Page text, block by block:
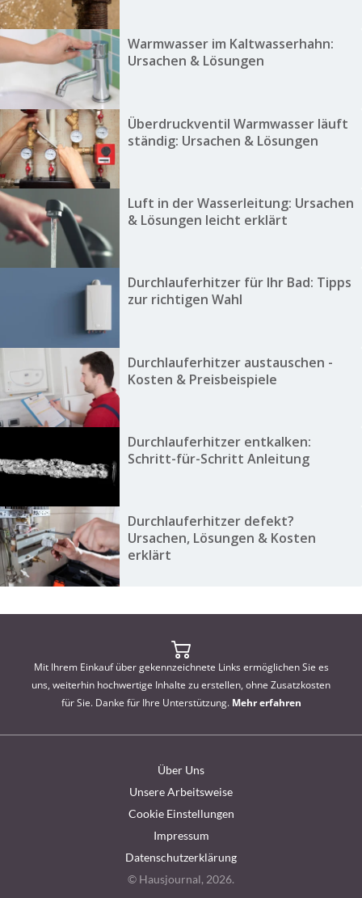
Warmwasser im Kaltwasserhahn:
Ursachen & Lösungen
Überdruckventil Warmwasser läuft
ständig: Ursachen & Lösungen
Luft in der Wasserleitung: Ursachen
& Lösungen leicht erklärt
Durchlauferhitzer für Ihr Bad: Tipps
zur richtigen Wahl
Durchlauferhitzer austauschen -
Kosten & Preisbeispiele
Durchlauferhitzer entkalken:
Schritt-für-Schritt Anleitung
Durchlauferhitzer defekt?
Ursachen, Lösungen & Kosten
erklärt
Mit Ihrem Einkauf über gekennzeichnete Links ermöglichen Sie es
uns, weiterhin hochwertige Inhalte zu erstellen, ohne Zusatzkosten
für Sie. Danke für Ihre Unterstützung. Mehr erfahren
Über Uns
Unsere Arbeitsweise
Cookie Einstellungen
Impressum
Datenschutzerklärung
© Hausjournal, 2026.